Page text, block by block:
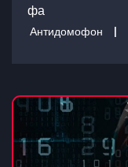
фа
Антидомофон |